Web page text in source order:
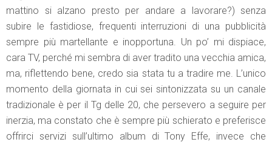
mattino si alzano presto per andare a lavorare?) senza
subire le fastidiose, frequenti interruzioni di una pubblicità
sempre più martellante e inopportuna. Un po’ mi dispiace,
cara TV, perché mi sembra di aver tradito una vecchia amica,
ma, riflettendo bene, credo sia stata tu a tradire me. L’unico
momento della giornata in cui sei sintonizzata su un canale
tradizionale è per il Tg delle 20, che persevero a seguire per
inerzia, ma constato che è sempre più schierato e preferisce
offrirci servizi sull’ultimo album di Tony Effe, invece che